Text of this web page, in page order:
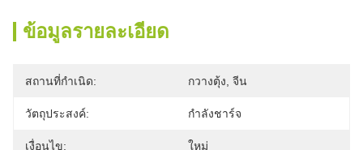
ข้อมูลรายละเอียด
สถานที่กำเนิด: กวางตุ้ง, จีน
วัตถุประสงค์: กำลังชาร์จ
เงื่อนไข: ใหม่